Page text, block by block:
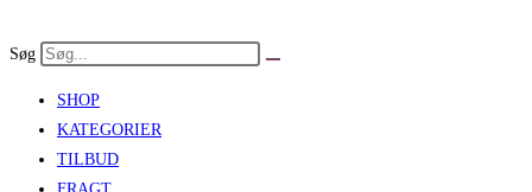
to
Søg
SHOP
KATEGORIER
TILBUD